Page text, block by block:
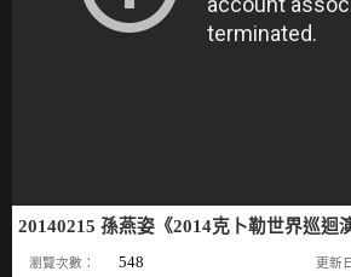
20140215 孫燕姿《2014克卜勒世界巡
瀏覽次數： 548 更新